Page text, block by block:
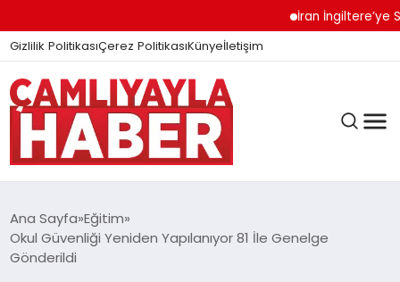
İran İngiltere’ye Sert
Gizlilik PolitikasıÇerez PolitikasıKünyeİletişim
GÜNDEM
Ana Sayfa Eğitim
Okul Güvenliği Yeniden Yapılanıyor 81 İle Genelge
Gönderildi